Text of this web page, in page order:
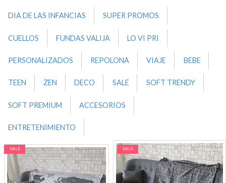
DIA DE LAS INFANCIAS SUPER PROMOS
CUELLOS FUNDAS VALIJA LO VI PRI
PERSONALIZADOS REPOLONA VIAJE BEBE
TEEN ZEN DECO SALE SOFT TRENDY
SOFT PREMIUM ACCESORIOS
ENTRETENIMIENTO
SALE SALE